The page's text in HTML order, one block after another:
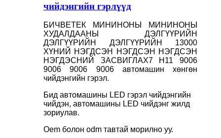
чийдэнгийн гэрлүүд
БИЧВЕТЕК МИНИНОНЫ МИНИНОНЫ
ХУДАЛДААНЫ ДЭЛГҮҮРИЙН
ДЭЛГҮҮРИЙН ДЭЛГҮҮРИЙН 13000
ХҮНИЙ НЭГДСЭН НЭГДСЭН НЭГДСЭН
НЭГДЭСНИЙ ЗАСВИГЛАХ7 H11 9006
9006 9006 9006 автомашин хөнгөн
чийдэнгийн гэрэл.
Бид автомашины LED гэрэл чийдэнгийн
чийдэн, автомашины LED чийдэнг жилд
зориулав.
Oem болон odm тавтай морилно уу.